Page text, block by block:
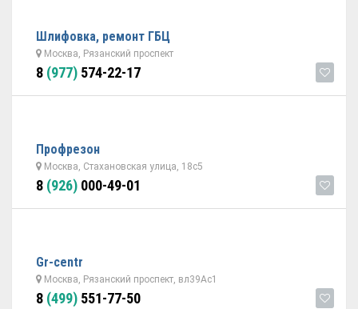
Шлифовка, ремонт ГБЦ
Москва, Рязанский проспект
8 (977) 574-22-17
Профрезон
Москва, Стахановская улица, 18с5
8 (926) 000-49-01
Gr-centr
Москва, Рязанский проспект, вл39Ас1
8 (499) 551-77-50